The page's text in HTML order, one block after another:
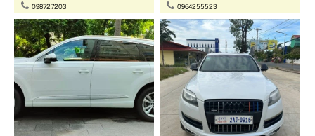
098727203 0964255523